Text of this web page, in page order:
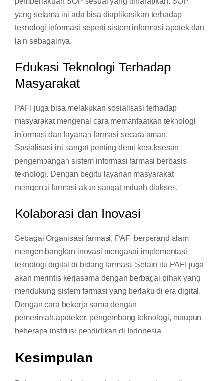
yang selama ini ada bisa diaplikasikan terhadap
teknologi informasi seperti sistem informasi apotek dan
lain sebagainya.
Edukasi Teknologi Terhadap
Masyarakat
PAFI juga bisa melakukan sosialisasi terhadap
masyarakat mengenai cara memanfaatkan teknologi
informasi dan layanan farmasi secara aman.
Sosialisasi ini sangat penting demi kesuksesan
pengembangan sistem informasi farmasi berbasis
teknologi. Dengan begitu layanan masyarakat
mengenai farmasi akan sangat mduah diakses.
Kolaborasi dan Inovasi
Sebagai Organisasi farmasi, PAFI berperand alam
mengembangkan inovasi menganai implementasi
teknologi digital di bidang farmasi. Selain itu PAFI juga
akan merintis kerjasama dengan berbagai pihak yang
mendukung sistem farmasi yang berlaku di era digital.
Dengan cara bekerja sama dengan
pemerintah,apoteker, pengembang teknologi, maupun
beberapa institusi pendidikan di Indonesia.
Kesimpulan